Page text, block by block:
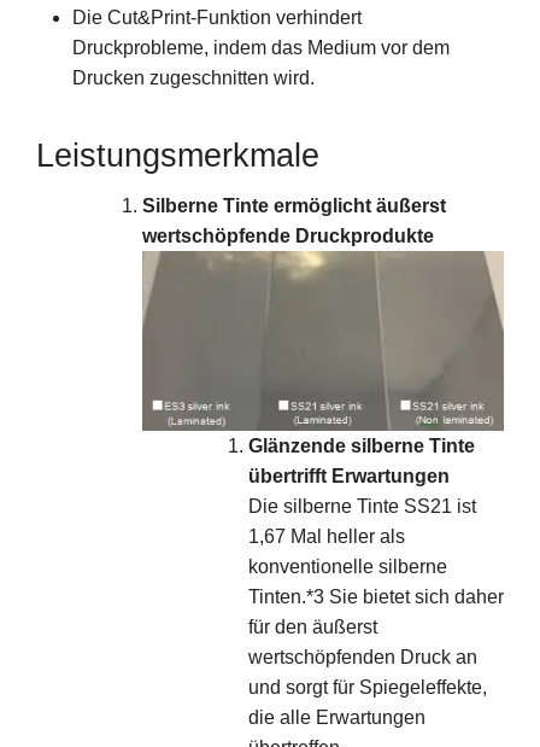
Die Cut&Print-Funktion verhindert
Druckprobleme, indem das Medium vor dem
Drucken zugeschnitten wird.
Leistungsmerkmale
Silberne Tinte ermöglicht äußerst
wertschöpfende Druckprodukte
Glänzende silberne Tinte
übertrifft Erwartungen
Die silberne Tinte SS21 ist
1,67 Mal heller als
konventionelle silberne
Tinten.*3 Sie bietet sich daher
für den äußerst
wertschöpfenden Druck an
und sorgt für Spiegeleffekte,
die alle Erwartungen